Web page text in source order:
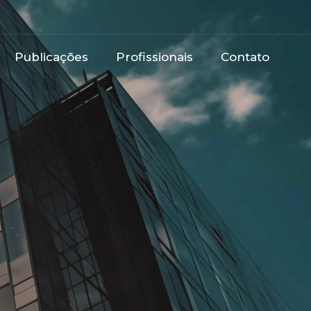
Publicações Profissionais Contato